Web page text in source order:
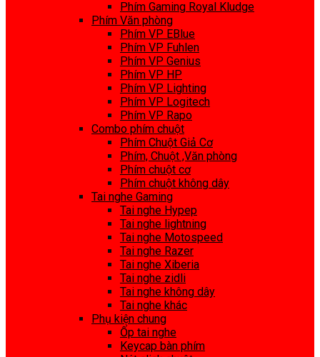
Phím Gaming Royal Kludge
Phím Văn phòng
Phím VP EBlue
Phím VP Fuhlen
Phím VP Genius
Phím VP HP
Phím VP Lighting
Phím VP Logitech
Phím VP Rapo
Combo phím chuột
Phím Chuột Giả Cơ
Phím, Chuột ,Văn phòng
Phím chuột cơ
Phím chuột không dây
Tai nghe Gaming
Tai nghe Hypep
Tai nghe lightning
Tai nghe Motospeed
Tai nghe Razer
Tai nghe Xiberia
Tai nghe zidli
Tai nghe không dây
Tai nghe khác
Phụ kiện chung
Ốp tai nghe
Keycap bàn phím